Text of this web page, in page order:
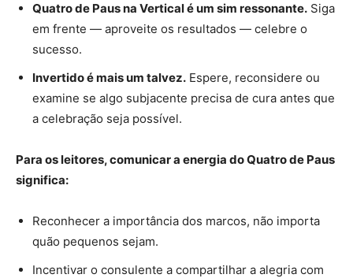
Quatro de Paus na Vertical é um sim ressonante. Siga
em frente — aproveite os resultados — celebre o
sucesso.
Invertido é mais um talvez. Espere, reconsidere ou
examine se algo subjacente precisa de cura antes que
a celebração seja possível.
Para os leitores, comunicar a energia do Quatro de Paus
significa:
Reconhecer a importância dos marcos, não importa
quão pequenos sejam.
Incentivar o consulente a compartilhar a alegria com